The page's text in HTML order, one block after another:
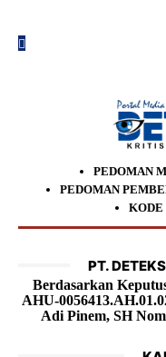
PEDOMAN
PEDOMAN
PT.
Berdasarkan
AHU-
Adi Pinem, SH